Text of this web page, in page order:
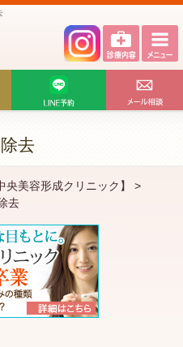
去
美容形成クリニック】
>
去